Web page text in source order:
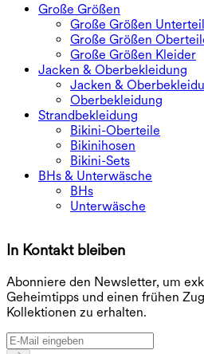
Große Größen
Große Größen
Große Größen
Große Größen Kleider
Jacken & Oberbekleidung
Jacken &
Oberbekleidung
Strandbekleidung
Bikini-Oberteile
Bikinihosen
Bikini-Sets
BHs & Unterwäsche
BHs
Unterwäsche
In Kontakt bleiben
Abonniere den Newsletter, um
Geheimtipps und einen frühen
Kollektionen zu erhalten.